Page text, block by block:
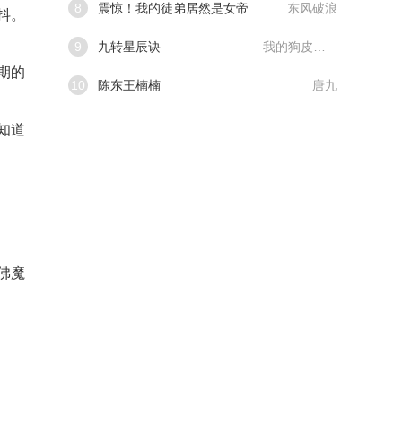
。
的
道
魔
8 震惊！我的徒弟居然是女帝 东风破浪
9 九转星辰诀
10 陈东王楠楠 唐九